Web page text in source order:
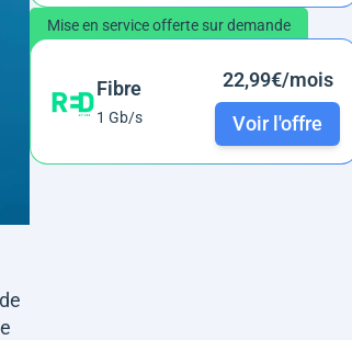
Mise en service offerte sur demande
Fibre
1 Gb/s
22,99€/mois
Voir l'offre